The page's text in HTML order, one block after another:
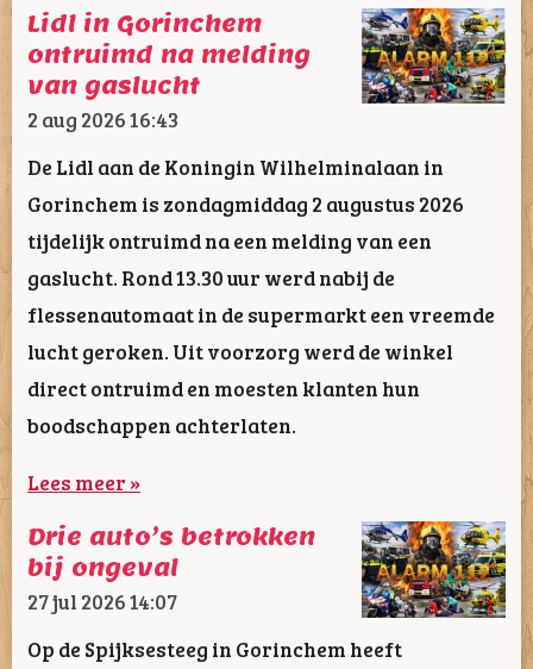
Lidl in Gorinchem
ontruimd na melding
van gaslucht
2 aug 202616:43
De Lidl aan de Koningin Wilhelminalaan in
Gorinchem is zondagmiddag 2 augustus 2026
tijdelijk ontruimd na een melding van een
gaslucht. Rond 13.30 uur werd nabij de
flessenautomaat in de supermarkt een vreemde
lucht geroken. Uit voorzorg werd de winkel
direct ontruimd en moesten klanten hun
boodschappen achterlaten.
Lees meer »
Drie auto’s betrokken
bij ongeval
27 jul 202614:07
Op de Spijksesteeg in Gorinchem heeft